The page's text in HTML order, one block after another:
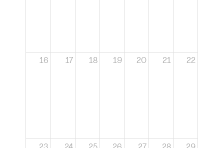
16 17 18 19 20 21 22